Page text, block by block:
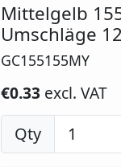
Mittelgelb
Umschläge
GC155155MY
€0.33 excl. VAT
Qty